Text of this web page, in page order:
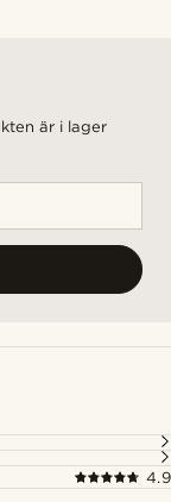
är i lager
4.9